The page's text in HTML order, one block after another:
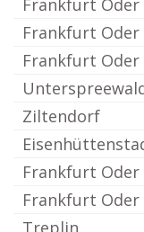
Frankfurt
Frankfurt Oder
Frankfurt
Ziltendorf
Frankfurt
Frankfurt
Treplin